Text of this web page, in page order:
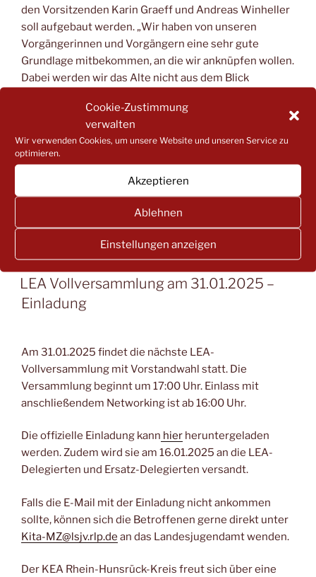
Cookie-Zustimmung
verwalten
Wir verwenden Cookies, um unsere Website und unseren Service zu
optimieren.
Akzeptieren
Ablehnen
Einstellungen anzeigen
den Vorsitzenden Karin Graeff und Andreas Winheller
soll aufgebaut werden. „Wir haben von unseren
Vorgängerinnen und Vorgängern eine sehr gute
Grundlage mitbekommen, an die wir anknüpfen wollen.
Dabei werden wir das Alte nicht aus dem Blick
neue Vorsitzende. Der LEA steht dafür, die
Möglichkeiten umzusetzen, die das Kita-System
bereits jetzt schon bietet. Es gilt gemeinsam an
Lösungen zu arbeiten und die Situation für die Kita-
Familien weiter zu verbessern. Denn, „Kindheit lässt
sich nicht wiederholen“ und es gibt keine gute Kita
ohne gute Elternmitwirkung.
AM
LEA Vollversammlung am 31.01.2025 –
Einladung
Am 31.01.2025 findet die nächste LEA-
Vollversammlung mit Vorstandwahl statt. Die
Versammlung beginnt um 17:00 Uhr. Einlass mit
anschließendem Networking ist ab 16:00 Uhr.
Die offizielle Einladung kann hier heruntergeladen
werden. Zudem wird sie am 16.01.2025 an die LEA-
Delegierten und Ersatz-Delegierten versandt.
Falls die E-Mail mit der Einladung nicht ankommen
sollte, können sich die Betroffenen gerne direkt unter
Kita-MZ@lsjv.rlp.de an das Landesjugendamt wenden.
Der KEA Rhein-Hunsrück-Kreis freut sich über eine